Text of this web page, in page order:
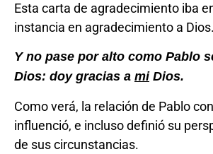
Esta carta de agradecimiento iba
instancia en agradecimiento a Dios.
Y no pase por alto como Pablo
Dios: doy gracias a miDios.
Como verá, la relación de Pablo
influenció, e incluso definió su
de sus circunstancias.